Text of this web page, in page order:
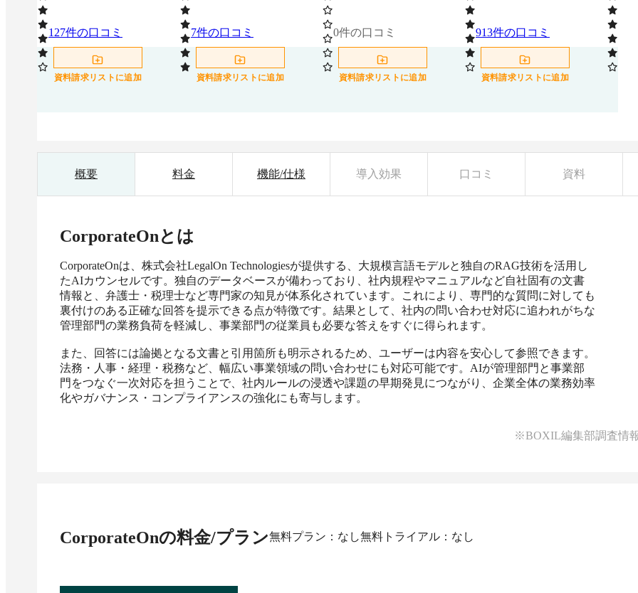
127件の口コミ
資料請求リストに追加
7件の口コミ
資料請求リストに追加
0件の口コミ
資料請求リストに追加
913件の口コミ
資料請求リストに追加
概要 料金 機能/仕様 導入効果 口コミ 資料
CorporateOnとは
CorporateOnは、株式会社LegalOn Technologiesが提供する、大規模言語モデルと独自のRAG技術を活用し
たAIカウンセルです。独自のデータベースが備わっており、社内規程やマニュアルなど自社固有の文書
情報と、弁護士・税理士など専門家の知見が体系化されています。これにより、専門的な質問に対しても
裏付けのある正確な回答を提示できる点が特徴です。結果として、社内の問い合わせ対応に追われがちな
管理部門の業務負荷を軽減し、事業部門の従業員も必要な答えをすぐに得られます。
また、回答には論拠となる文書と引用箇所も明示されるため、ユーザーは内容を安心して参照できます。
法務・人事・経理・税務など、幅広い事業領域の問い合わせにも対応可能です。AIが管理部門と事業部
門をつなぐ一次対応を担うことで、社内ルールの浸透や課題の早期発見につながり、企業全体の業務効率
化やガバナンス・コンプライアンスの強化にも寄与します。
※BOXIL編集部調査情
CorporateOnの料金/プラン無料プラン：なし無料トライアル：なし